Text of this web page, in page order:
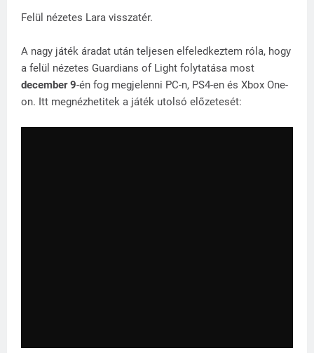
Felül nézetes Lara visszatér.
A nagy játék áradat után teljesen elfeledkeztem róla, hogy
a felül nézetes Guardians of Light folytatása most
december 9-én fog megjelenni PC-n, PS4-en és Xbox One-
on. Itt megnézhetitek a játék utolsó előzetesét: